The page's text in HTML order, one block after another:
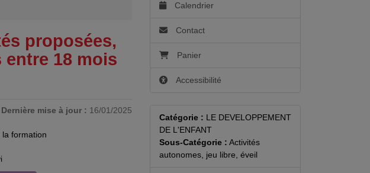
proposées,
18 mois
Dernière mise à jour : 16/01/2025
formation
Calendrier
Contact
Panier
Accessibilité
Catégorie : LE DEVELOPPEMENT
DE L'ENFANT
Sous-Catégorie : Activités
autonomes, jeu libre, éveil